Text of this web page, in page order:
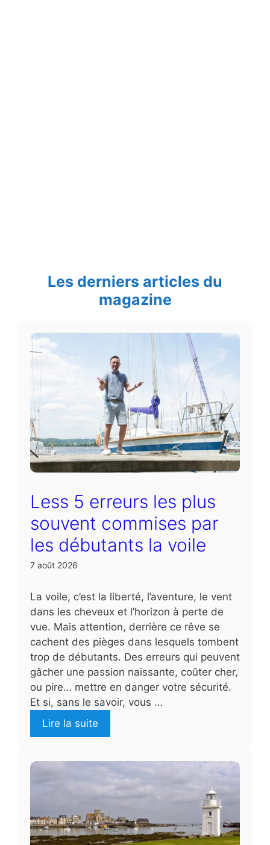
Les derniers articles du
magazine
Less 5 erreurs les plus
souvent commises par
les débutants la voile
7 août 2026
La voile, c’est la liberté, l’aventure, le vent
dans les cheveux et l’horizon à perte de
vue. Mais attention, derrière ce rêve se
cachent des pièges dans lesquels tombent
trop de débutants. Des erreurs qui peuvent
gâcher une passion naissante, coûter cher,
ou pire… mettre en danger votre sécurité.
Et si, sans le savoir, vous …
Lire la suite